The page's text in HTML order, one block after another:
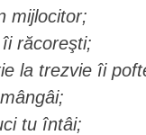
mijlocitor;
răcoreşti;
la trezvie îi
tu întâi;